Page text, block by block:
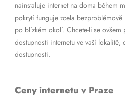
nainstaluje internet na doma během
pokrytí funguje zcela bezproblémově
po blízkém okolí. Chcete-li se ovšem
dostupnosti internetu ve vaší
dostupnosti.
Ceny internetu v Praze